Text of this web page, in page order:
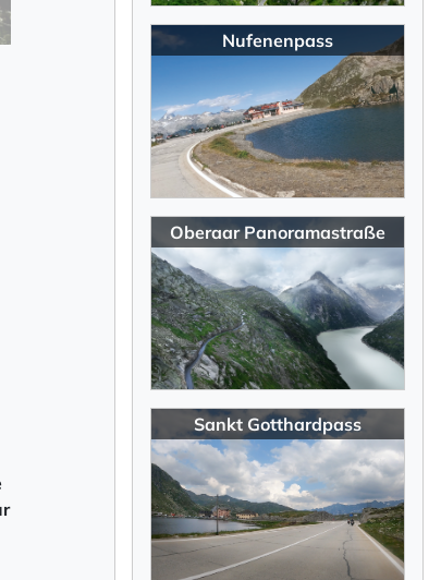
Nufenenpass
Oberaar Panoramastraße
Sankt Gotthardpass